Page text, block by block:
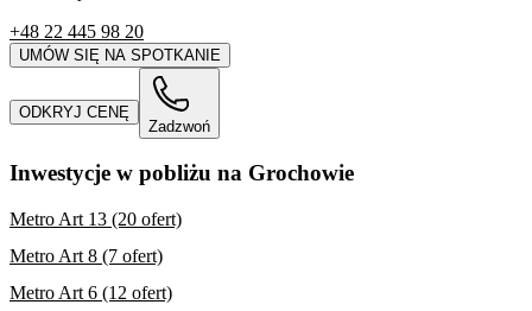
+48 22 445 98 20
UMÓW SIĘ NA SPOTKANIE
ODKRYJ CENĘ
Zadzwoń
Inwestycje w pobliżu na Grochowie
Metro Art 13 (20 ofert)
Metro Art 8 (7 ofert)
Metro Art 6 (12 ofert)